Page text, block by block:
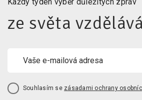
Každý týden výběr důležitých zpráv
ze světa
Souhlasím se zásadami ochrany